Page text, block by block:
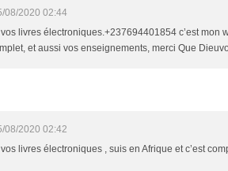
08/2020 02:44
livres électroniques.+237694401854 c’est mon
et aussi vos enseignements, merci Que
08/2020 02:42
livres électroniques , suis en Afrique et c’est